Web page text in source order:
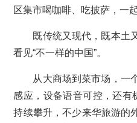
区集市喝咖啡、吃披萨，一
既传统又现代，既本土
看见“不一样的中国”。
从大商场到菜市场，一
感应，设备语音可控，还
持续攀升，不少来华旅游的